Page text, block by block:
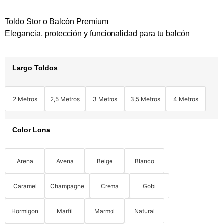
Toldo Stor o Balcón Premium
Elegancia, protección y funcionalidad para tu balcón
Largo Toldos
2 Metros 2,5 Metros 3 Metros 3,5 Metros 4 Metros
Color Lona
Arena Avena Beige Blanco
Caramel Champagne Crema Gobi
Hormigon Marfil Marmol Natural